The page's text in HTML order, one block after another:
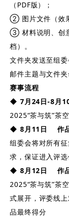
（PDF版）；
② 图片文件（效
③ 材料说明、创
档）。
文件夹发送至组
邮件主题与文件夹
赛事流程
◆ 7月24日-8月
2025“茶与筑”茶
◆ 8月11日
作
组委会将对所有
求，保证进入评
◆ 8月12日
作
2025“茶与筑”茶
式展开，评委线
品最终得分